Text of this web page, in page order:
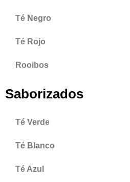
Té Negro
Té Rojo
Rooibos
Saborizados
Té Verde
Té Blanco
Té Azul